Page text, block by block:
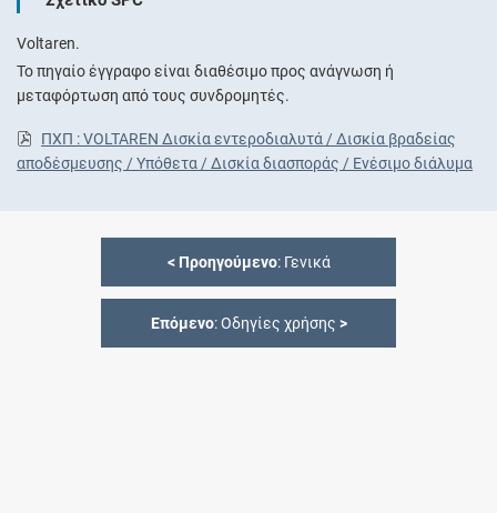
Voltaren.
Το πηγαίο έγγραφο είναι διαθέσιμο προς ανάγνωση ή
μεταφόρτωση από τους συνδρομητές.
ΠΧΠ : VOLTAREN Δισκία εντεροδιαλυτά / Δισκία βραδείας
αποδέσμευσης / Υπόθετα / Δισκία διασποράς / Ενέσιμο διάλυμα
< Προηγούμενο: Γενικά
Επόμενο: Οδηγίες χρήσης >